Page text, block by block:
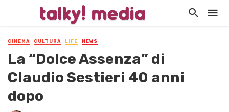
CINEMA CULTURA LIFE NEWS
La “Dolce Assenza” di
Claudio Sestieri 40 anni
dopo